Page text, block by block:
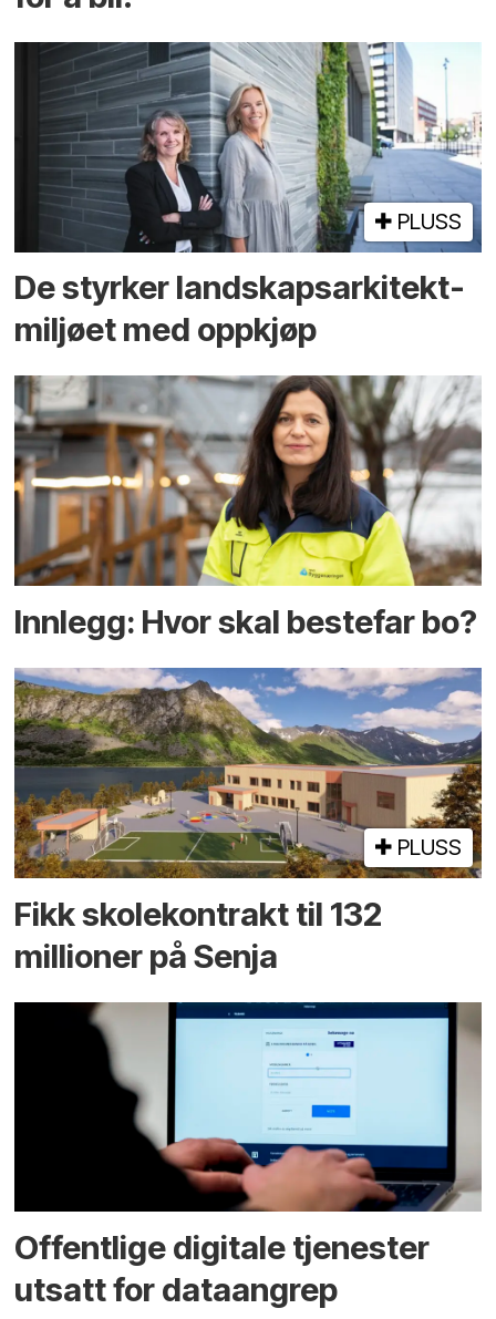
PLUSS
De styrker landskaps­arkitekt­
miljøet med oppkjøp
Innlegg: Hvor skal bestefar bo?
PLUSS
Fikk skole­kontrakt til 132
millioner på Senja
Offentlige digitale tjenester
utsatt for dataangrep